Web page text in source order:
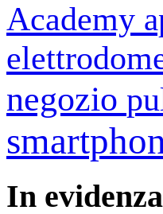
Academy
negozio
In evidenza